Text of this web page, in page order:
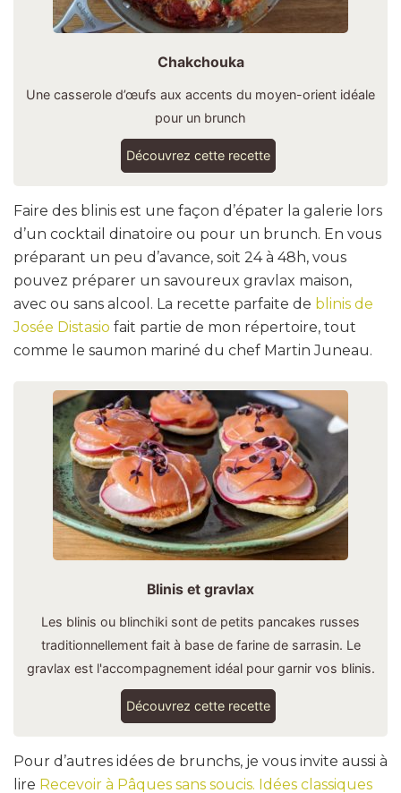
Chakchouka
Une casserole d’œufs aux accents du moyen-orient idéale
pour un brunch
Découvrez cette recette
Faire des blinis est une façon d’épater la galerie lors
d’un cocktail dinatoire ou pour un brunch. En vous
préparant un peu d’avance, soit 24 à 48h, vous
pouvez préparer un savoureux gravlax maison,
avec ou sans alcool. La recette parfaite de blinis de
Josée Distasio fait partie de mon répertoire, tout
comme le saumon mariné du chef Martin Juneau.
Blinis et gravlax
Les blinis ou blinchiki sont de petits pancakes russes
traditionnellement fait à base de farine de sarrasin. Le
gravlax est l'accompagnement idéal pour garnir vos blinis.
Découvrez cette recette
Pour d’autres idées de brunchs, je vous invite aussi à
lire Recevoir à Pâques sans soucis. Idées classiques